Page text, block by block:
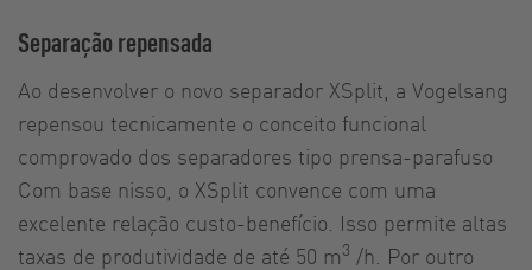
Separação repensada
Ao desenvolver o novo separador XSplit, a Vogelsang
repensou tecnicamente o conceito funcional
comprovado dos separadores tipo prensa-parafuso
Com base nisso, o XSplit convence com uma
excelente relação custo-benefício. Isso permite altas
taxas de produtividade de até 50 m3 /h. Por outro